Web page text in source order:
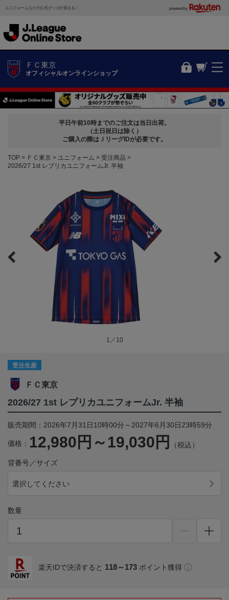
ユニフォームなどの公式グッズが買える！ powered by
ＦＣ東京
オフィシャルオンラインショップ
平日午前10時までのご注文は当日出荷。
（土日祝日は除く）
ご購入の際はＪリーグIDが必要です。
TOP ＦＣ東京 ユニフォーム
受注商品
2026/27 1st レプリカユニフォームJr. 半袖
1／10
受注生産
ＦＣ東京
2026/27 1st レプリカユニフォームJr. 半袖
販売期間：2026年7月31日10時00分～2027年6月30日23時59分
価格： 12,980円～19,030円 （税込）
背番号／サイズ
選択してください
数量
楽天IDで決済すると 118～173 ポイント獲得